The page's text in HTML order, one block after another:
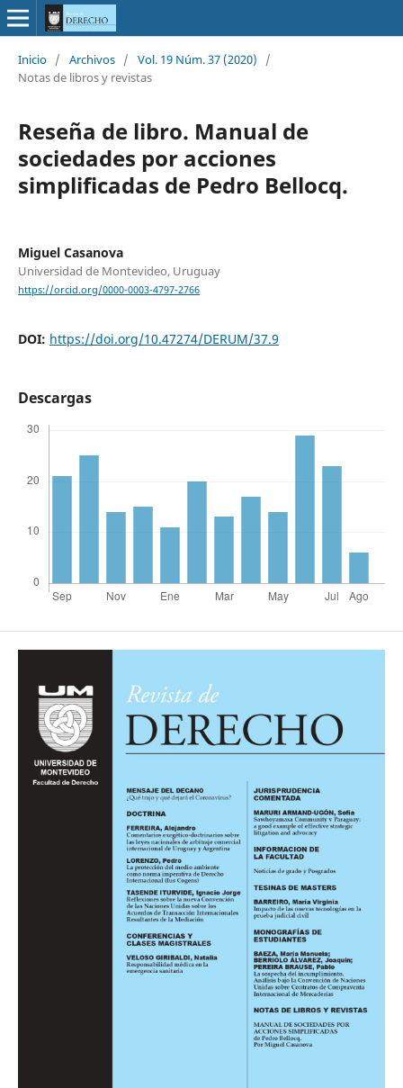
Inicio / Archivos / Vol. 19 Núm. 37 (2020)
/
Notas de libros y revistas
Reseña de libro. Manual de
sociedades por acciones
simplificadas de Pedro Bellocq.
Miguel Casanova
Universidad de Montevideo, Uruguay
https://orcid.org/0000-0003-4797-2766
DOI: https://doi.org/10.47274/DERUM/37.9
Descargas